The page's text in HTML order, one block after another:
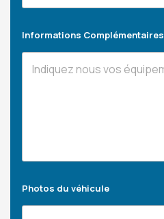
Informations Complémentaires
Photos du véhicule